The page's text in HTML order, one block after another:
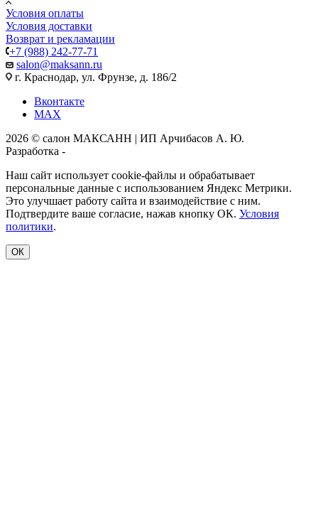
Условия оплаты
Условия доставки
Возврат и рекламации
+7 (988) 242-77-71
salon@maksann.ru
г. Краснодар, ул. Фрунзе, д. 186/2
Вконтакте
MAX
2026 © салон МАКСАНН | ИП Арчибасов А. Ю.
Разработка -
Наш сайт использует cookie-файлы и обрабатывает
персональные данные с использованием Яндекс Метрики.
Это улучшает работу сайта и взаимодействие с ним.
Подтвердите ваше согласие, нажав кнопку ОК. Условия
политики.
ОК